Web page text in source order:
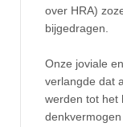
over HRA)
bijgedragen.
Onze joviale
verlangde dat
werden tot het